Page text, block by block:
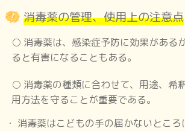
水いぼ (伝染性軟属腫)
とびひ(伝染性膿痂しん)
消毒薬の管理、使用上の注意点
○ 消毒薬は、感染症予防に効果がある
ると有害になることもある。
○ 消毒薬の種類に合わせて、用途、希
用方法を守ることが重要である。
消毒薬はこどもの手の届かないところ